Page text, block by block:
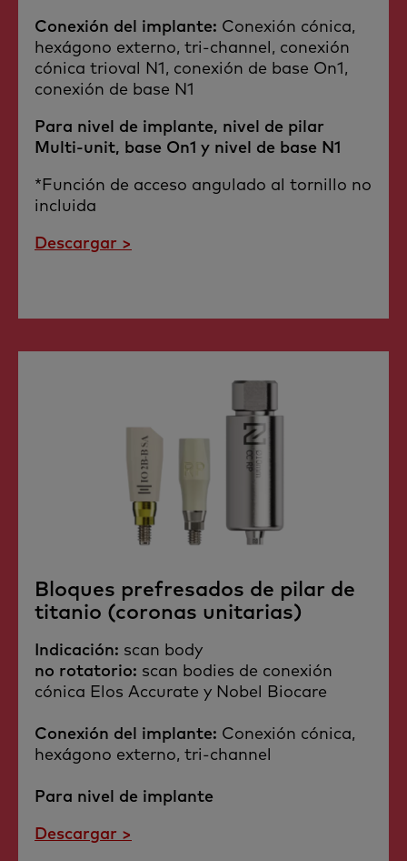
Conexión del implante: Conexión cónica,
hexágono externo, tri-channel, conexión
cónica trioval N1, conexión de base On1,
conexión de base N1
Para nivel de implante, nivel de pilar
Multi-unit, base On1 y nivel de base N1
*Función de acceso angulado al tornillo no
incluida
Descargar >
Bloques prefresados de pilar de
titanio (coronas unitarias)
Indicación: scan body
no rotatorio: scan bodies de conexión
cónica Elos Accurate y Nobel Biocare
Conexión del implante: Conexión cónica,
hexágono externo, tri-channel
Para nivel de implante
Descargar >